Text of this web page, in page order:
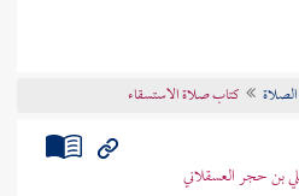
كتاب صلاة الاستسقاء
بن حجر العسقلاني